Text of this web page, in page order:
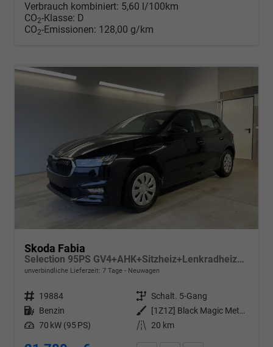
Verbrauch kombiniert: 5,60 l/100km
CO2-Klasse: D
CO2-Emissionen: 128,00 g/km
Skoda Fabia
Selection 95PS GV4+AHK+Sitzheiz+Lenkradheiz+Climatronic+Tempomat+PDC
unverbindliche Lieferzeit: 7 Tage Neuwagen
Fahrzeugnr. 19884 Getriebe Schalt. 5-Gang
Kraftstoff Benzin Außenfarbe
[1Z1Z] Black Magic Metallic
Leistung 70 kW (95 PS) Kilometerstand 20 km